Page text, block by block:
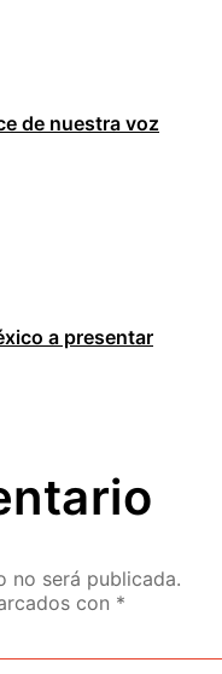
de nuestra voz
a presentar
no será publicada.
con *